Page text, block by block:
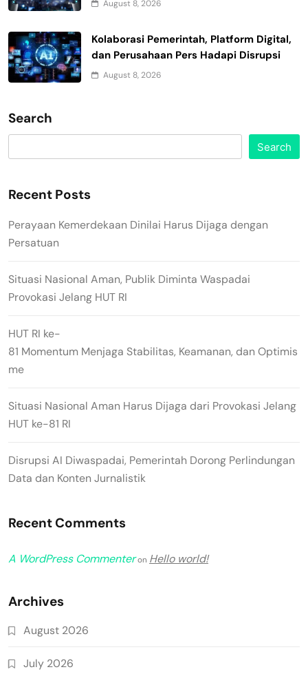
August 8, 2026
Kolaborasi Pemerintah, Platform Digital,
dan Perusahaan Pers Hadapi Disrupsi
August 8, 2026
Search
Search
Recent Posts
Perayaan Kemerdekaan Dinilai Harus Dijaga dengan
Persatuan
Situasi Nasional Aman, Publik Diminta Waspadai
Provokasi Jelang HUT RI
HUT RI ke-
81 Momentum Menjaga Stabilitas, Keamanan, dan Optimis
me
Situasi Nasional Aman Harus Dijaga dari Provokasi Jelang
HUT ke-81 RI
Disrupsi AI Diwaspadai, Pemerintah Dorong Perlindungan
Data dan Konten Jurnalistik
Recent Comments
A WordPress Commenteron Hello world!
Archives
August 2026
July 2026